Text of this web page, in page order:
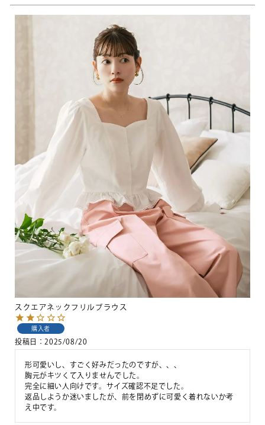
スクエアネックフリルブラウス
購入者
投稿日 2025/08/20
形可愛いし、すごく好みだったのですが、、、
胸元がキツくて入りませんでした。
完全に細い人向けです。サイズ確認不足でした。
返品しようか迷いましたが、前を閉めずに可愛く着れないか考
え中です。